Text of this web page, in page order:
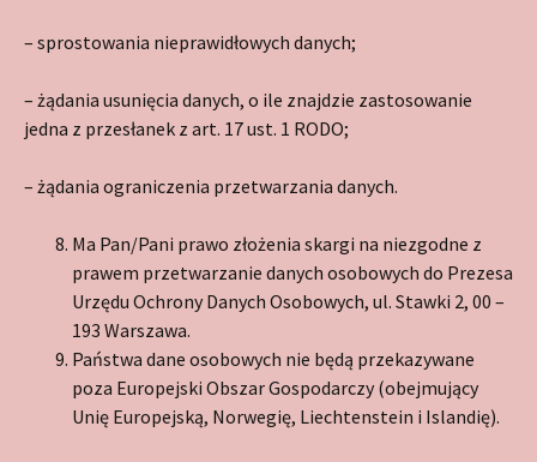
– sprostowania nieprawidłowych danych;
– żądania usunięcia danych, o ile znajdzie zastosowanie
jedna z przesłanek z art. 17 ust. 1 RODO;
– żądania ograniczenia przetwarzania danych.
Ma Pan/Pani prawo złożenia skargi na niezgodne z
prawem przetwarzanie danych osobowych do Prezesa
Urzędu Ochrony Danych Osobowych, ul. Stawki 2, 00 –
193 Warszawa.
Państwa dane osobowych nie będą przekazywane
poza Europejski Obszar Gospodarczy (obejmujący
Unię Europejską, Norwegię, Liechtenstein i Islandię).